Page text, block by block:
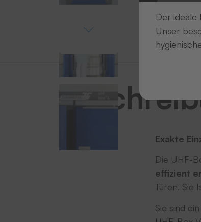
Exakte
Die UHF-
effizient
Türen. Sie
Sie sind
Der ideale
Unser